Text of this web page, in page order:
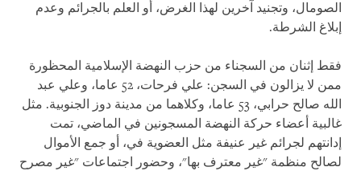
الصومال، وتجنيد آخرين لهذا الغرض، أو العلم بالجرائم وعدم
إبلاغ الشرطة.
فقط إثنان من السجناء من حزب النهضة الإسلامية المحظورة
ممن لا يزالون في السجن: علي فرحات، 52 عاما، وعلي عبد
الله صالح حرابي، 53 عاما، وكلاهما من مدينة دوز الجنوبية. مثل
غالبية أعضاء حركة النهضة المسجونين في الماضي، تمت
إدانتهم لجرائم غير عنيفة مثل العضوية في، أو جمع الأموال
لصالح منظمة "غير معترف بها"، وحضور اجتماعات "غير مصرح